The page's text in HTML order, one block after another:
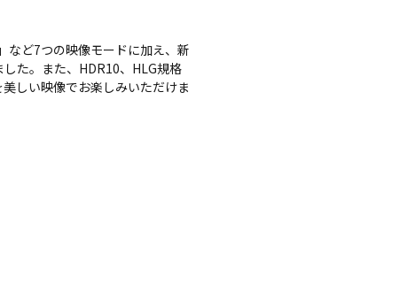
など7つの映像モードに加え、新
た。また、HDR10、HLG規格
しい映像でお楽しみいただけま